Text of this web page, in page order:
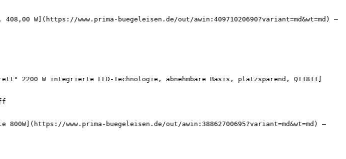
W](https://www.prima-buegeleisen.de/out/awin:40971020690?variant=md&wt=md) —
W integrierte LED-Technologie, abnehmbare Basis, platzsparend, QT1811]
www.prima-buegeleisen.de/out/awin:38862700695?variant=md&wt=md) —